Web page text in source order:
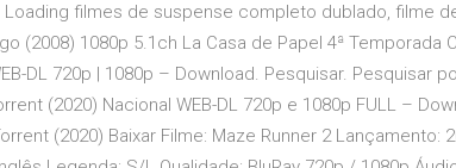
Loading filmes de suspense completo dublado, filme
(2008) 1080p 5.1ch La Casa de Papel 4ª Temporada
DL 720p | 1080p – Download. Pesquisar. Pesquisar
(2020) Nacional WEB-DL 720p e 1080p FULL –
(2020) Baixar Filme: Maze Runner 2 Lançamento: